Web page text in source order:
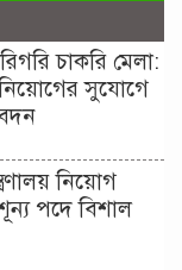
চাকরি মেলা:
সুযোগে
নিয়োগ
পদে বিশাল